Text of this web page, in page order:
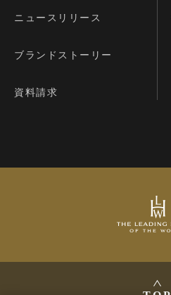
ニュースリリース
ブランドストーリー
資料請求